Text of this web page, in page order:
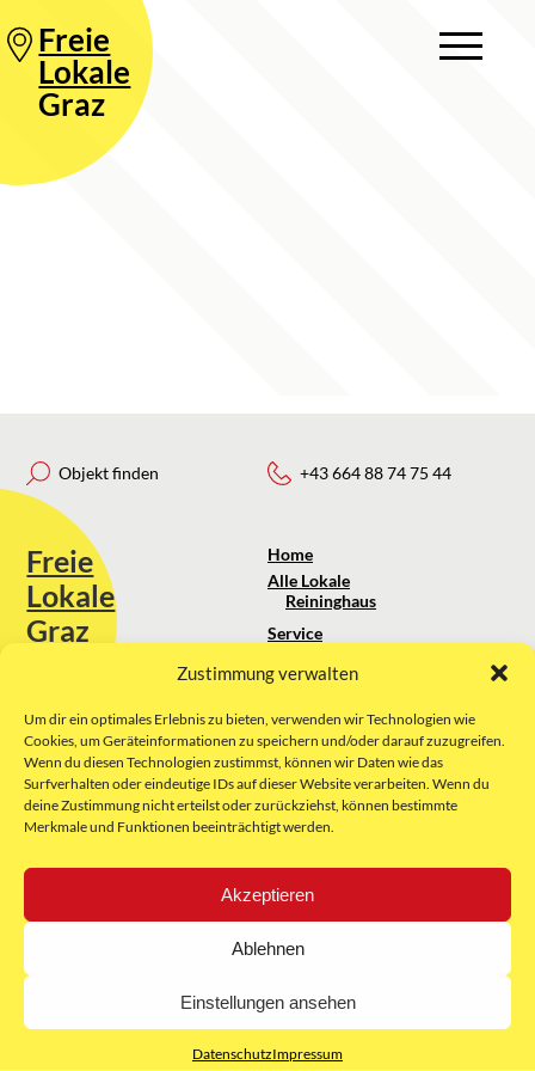
Zustimmung verwalten
Um dir ein optimales Erlebnis zu bieten, verwenden wir Technologien wie
Cookies, um Geräteinformationen zu speichern und/oder darauf zuzugreifen.
Wenn du diesen Technologien zustimmst, können wir Daten wie das
Surfverhalten oder eindeutige IDs auf dieser Website verarbeiten. Wenn du
deine Zustimmung nicht erteilst oder zurückziehst, können bestimmte
Merkmale und Funktionen beeinträchtigt werden.
Akzeptieren
Ablehnen
Einstellungen ansehen
DatenschutzImpressum
Freie
Lokale
Graz
Objekt finden
Freie
Lokale
Graz
Sie erreichen uns unter:
kontakt@freielokale-graz.at
Website by Rubikon Werbeagentur
GmbH
+43 664 88 74 75 44
Home
Alle Lokale
Reininghaus
Service
Über uns
Impressum
AGB
Datenschutz
E-Mail